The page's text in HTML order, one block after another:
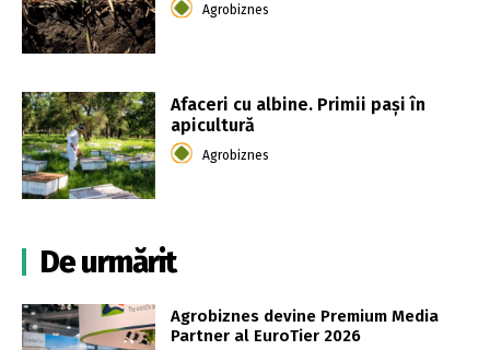
Agrobiznes
Afaceri cu albine. Primii pași în
apicultură
Agrobiznes
De urmărit
Agrobiznes devine Premium Media
Partner al EuroTier 2026